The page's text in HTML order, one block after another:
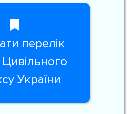
перелік
Цивільного
України